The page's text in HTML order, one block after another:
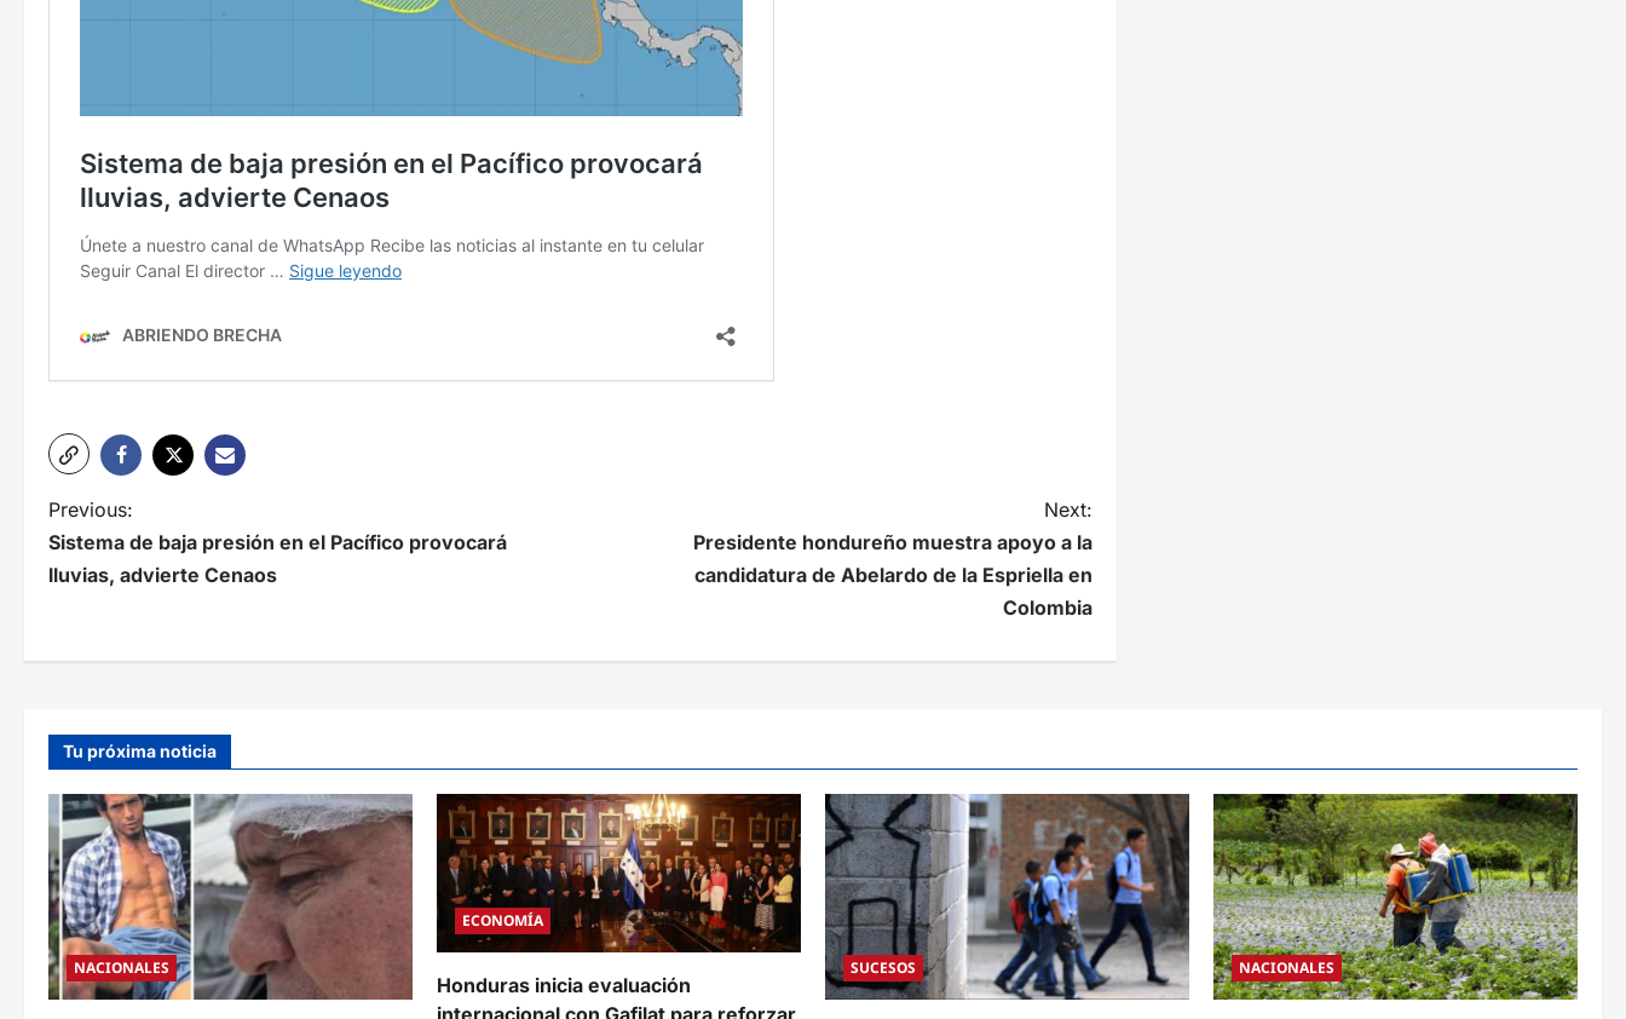
N
a
a
c
i
ó
n
d
e
Previous:
Sistema de baja presión en el Pacífico provocará
lluvias, advierte Cenaos
Next:
Presidente hondureño muestra apoyo a la
candidatura de Abelardo de la Espriella en
Colombia
Tu próxima noticia
NACIONALES
ECONOMÍA
Honduras inicia evaluación
SUCESOS NACIONALES